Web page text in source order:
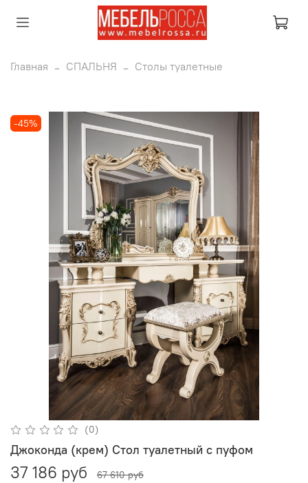
Главная СПАЛЬНЯ Столы туалетные
-45%
(0)
Джоконда (крем) Стол туалетный с пуфом
37 186 руб 67 610 руб